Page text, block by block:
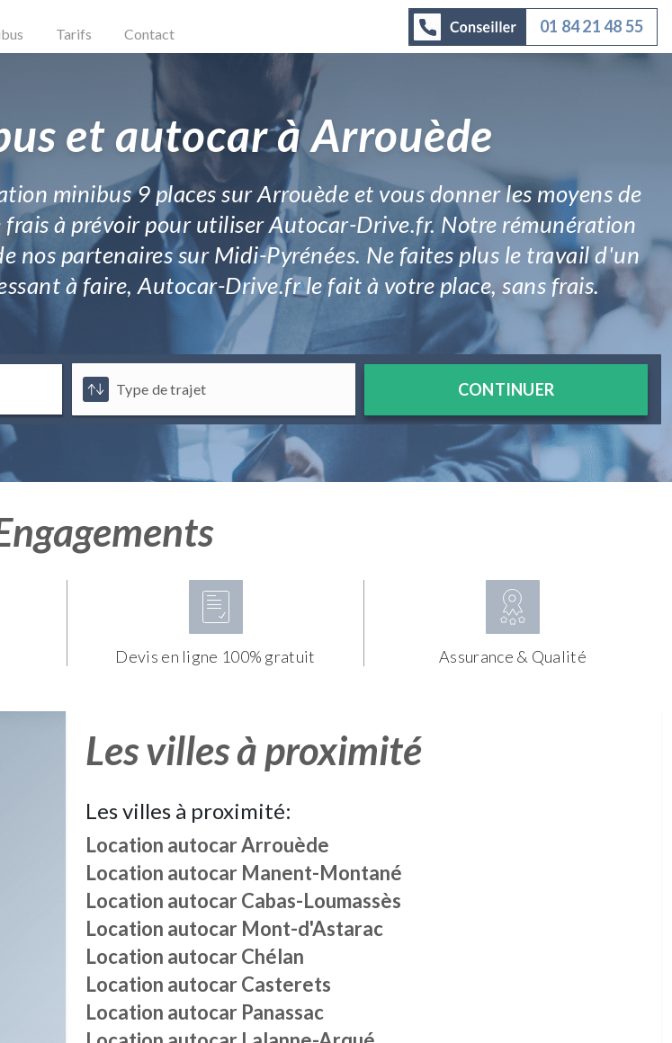
Tarifs Contact 01 84 21 48 55
et autocar à Arrouède
minibus 9 places sur Arrouède et vous donner les moyens de
frais à prévoir pour utiliser Autocar-Drive.fr. Notre rémunération
nos partenaires sur Midi-Pyrénées. Ne faites plus le travail d'un
à faire, Autocar-Drive.fr le fait à votre place, sans frais.
CONTINUER
Devis en ligne 100% gratuit Assurance & Qualité
Les villes à proximité
Les villes à proximité:
Location autocarArrouède
Location autocar Manent-Montané
Location autocarCabas-Loumassès
Location autocar Mont-d'Astarac
Location autocarChélan
Location autocarCasterets
Location autocar Panassac